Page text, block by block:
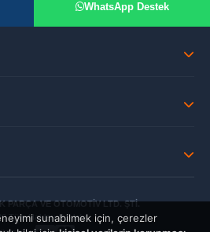
sunabilmek için, çerezler
WhatsApp Destek
PARÇA VE OTOMOTİV LTD. ŞTİ.
Tüm Hakları Saklıdır.